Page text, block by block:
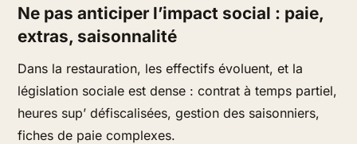
Ne pas anticiper l’impact social : paie,
extras, saisonnalité
Dans la restauration, les effectifs évoluent, et la
législation sociale est dense : contrat à temps partiel,
heures sup’ défiscalisées, gestion des saisonniers,
fiches de paie complexes.